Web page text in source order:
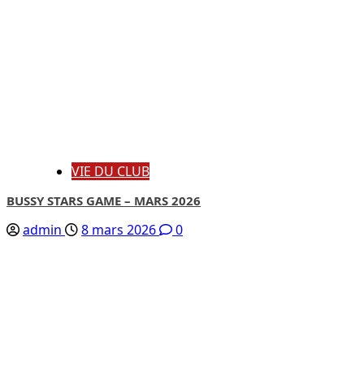
VIE DU CLUB
BUSSY STARS GAME – MARS 2026
admin 8 mars 2026 0